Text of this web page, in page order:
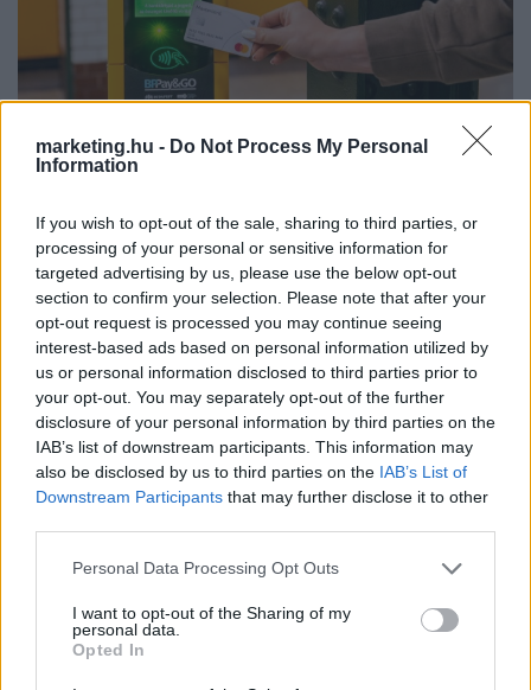
marketing.hu - Do Not Process My Personal
Information
If you wish to opt-out of the sale, sharing to third parties, or
processing of your personal or sensitive information for
targeted advertising by us, please use the below opt-out
section to confirm your selection. Please note that after your
opt-out request is processed you may continue seeing
interest-based ads based on personal information utilized by
us or personal information disclosed to third parties prior to
your opt-out. You may separately opt-out of the further
disclosure of your personal information by third parties on the
IAB’s list of downstream participants. This information may
also be disclosed by us to third parties on the IAB’s List of
Downstream Participants that may further disclose it to other
Please note that this website/app uses one or more Google
not limited to your visit or usage behaviour. You may click to
grant or deny consent to Google and its third-party tags to
use your data for below specified purposes in below Google
Personal Data Processing Opt Outs
I want to opt-out of the Sharing of my
personal data.
Opted In
Zöldlámpát kapott a teljeskörű digitális
jegyrendszer Budapesten
2028-ban indulhat el az e-jegyrendszer a teljes budapesti és
agglomerációs közösségi közlekedési hálózaton a Budapesti
Közlekedési Központ koncepciója szerint.
BRAND | 2026. FEBRUÁR 25.